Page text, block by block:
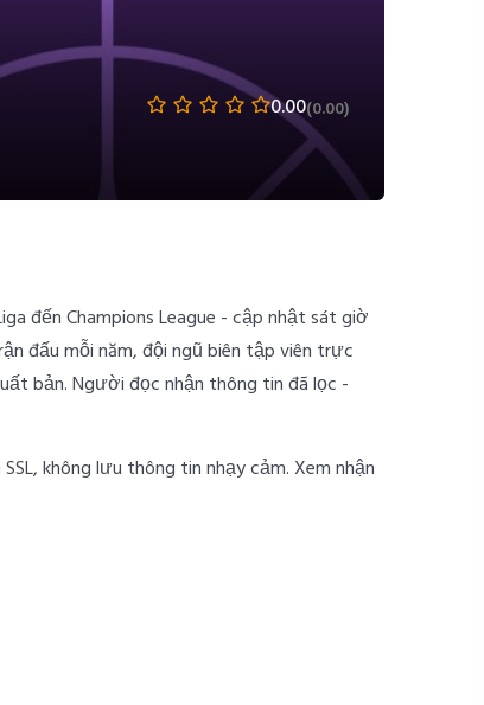
0.00(0.00)
đến Champions League - cập nhật sát giờ
đấu mỗi năm, đội ngũ biên tập viên trực
bản. Người đọc nhận thông tin đã lọc -
không lưu thông tin nhạy cảm. Xem nhận